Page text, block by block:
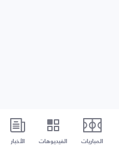
المباريات الفيديوهات الأخبار